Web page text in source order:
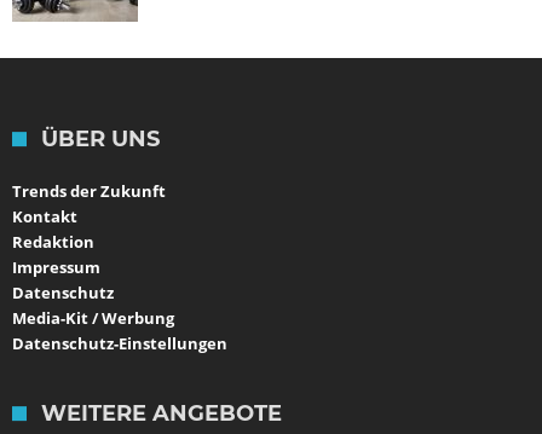
ÜBER UNS
Trends der Zukunft
Kontakt
Redaktion
Impressum
Datenschutz
Media-Kit / Werbung
Datenschutz-Einstellungen
WEITERE ANGEBOTE